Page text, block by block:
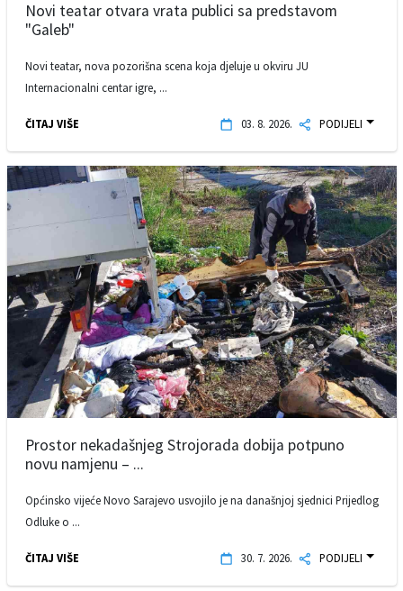
Novi teatar otvara vrata publici sa predstavom
"Galeb"
Novi teatar, nova pozorišna scena koja djeluje u okviru JU
Internacionalni centar igre, ...
ČITAJ VIŠE 03. 8. 2026. PODIJELI
Prostor nekadašnjeg Strojorada dobija potpuno
novu namjenu – ...
Općinsko vijeće Novo Sarajevo usvojilo je na današnjoj sjednici Prijedlog
Odluke o ...
ČITAJ VIŠE 30. 7. 2026. PODIJELI